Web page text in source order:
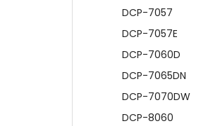
DCP-7057
DCP-7057E
DCP-7060D
DCP-7065DN
DCP-7070DW
DCP-8060